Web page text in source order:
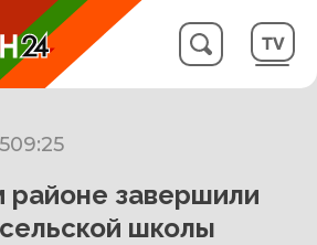
09:25
районе завершили
школы